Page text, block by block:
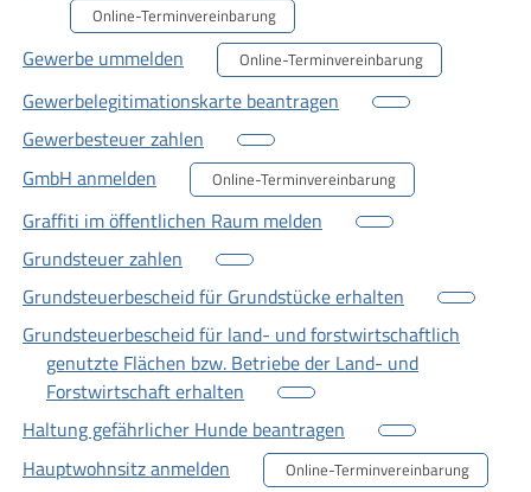
Online-Terminvereinbarung
Gewerbe ummelden Online-Terminvereinbarung
Gewerbelegitimationskarte beantragen
Gewerbesteuer zahlen
GmbH anmelden
Online-Terminvereinbarung
Graffiti im öffentlichen Raum melden
Grundsteuer zahlen
Grundsteuerbescheid für Grundstücke erhalten
Grundsteuerbescheid für land- und forstwirtschaftlich
genutzte Flächen bzw. Betriebe der Land- und
Forstwirtschaft erhalten
Haltung gefährlicher Hunde beantragen
Hauptwohnsitz anmelden
Online-Terminvereinbarung